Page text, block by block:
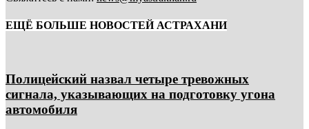
ЕЩЁ БОЛЬШЕ НОВОСТЕЙ АСТРАХАНИ
Полицейский назвал четыре тревожных
сигнала, указывающих на подготовку угона
автомобиля